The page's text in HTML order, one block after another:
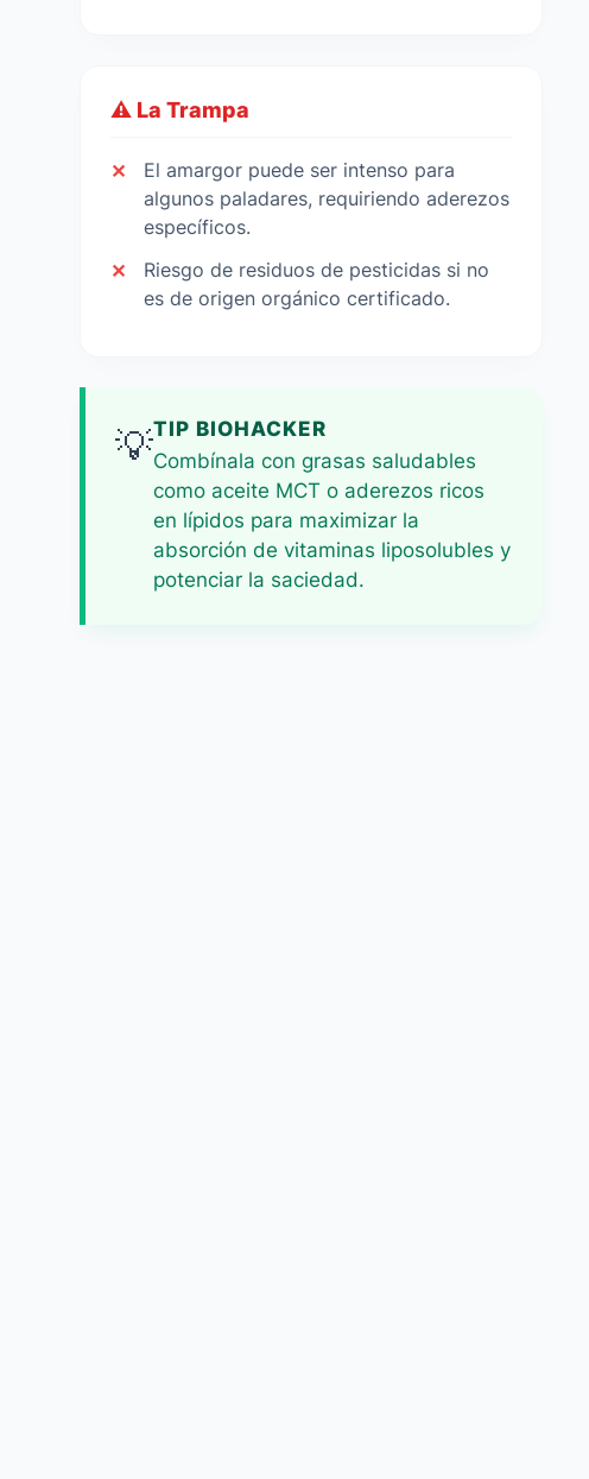
⚠️ La Trampa
El amargor puede ser intenso para
algunos paladares, requiriendo aderezos
específicos.
Riesgo de residuos de pesticidas si no
es de origen orgánico certificado.
💡TIP BIOHACKER
Combínala con grasas saludables
como aceite MCT o aderezos ricos
en lípidos para maximizar la
absorción de vitaminas liposolubles y
potenciar la saciedad.